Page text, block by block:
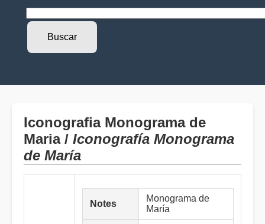
Iconografia Monograma de
Maria / Iconografía Monograma
de María
Notes
Monograma de
María